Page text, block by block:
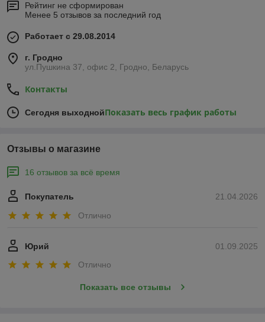
Рейтинг не сформирован
Менее 5 отзывов за последний год
Работает с 29.08.2014
г. Гродно
ул.Пушкина 37, офис 2, Гродно, Беларусь
Контакты
Сегодня выходнойПоказать весь график работы
Отзывы о магазине
16 отзывов за всё время
21.04.2026
Покупатель
Отлично
01.09.2025
Юрий
Отлично
Показать все отзывы